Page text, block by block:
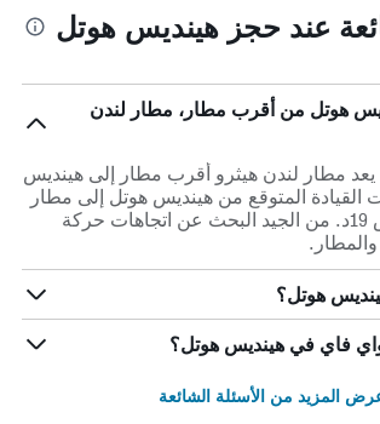
عند حجز هينديس هوتل
هوتل من أقرب مطار، مطار لندن
24.5 كم ، يعد مطار لندن هيثرو أقرب مطار إلى هينديس
المتوقع من هينديس هوتل إلى مطار
لندن هيثرو هو 0س 19د. من الجيد البحث عن اتجاهات حركة
هوتل؟
فاي في هينديس هوتل؟
المزيد من الأسئلة الشائعة